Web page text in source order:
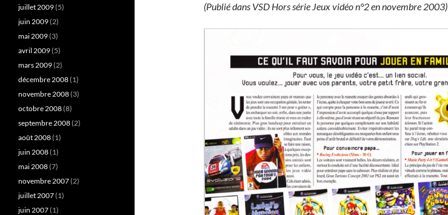
(Publié dans VSD Hors série Jeux vidéo n°2 en novembre 2003)
juillet 2009(5)
juin 2009(2)
mai 2009(3)
avril 2009(5)
mars 2009(2)
décembre 2008(1)
novembre 2008(3)
octobre 2008(8)
septembre 2008(2)
août 2008(1)
juin 2008(1)
mai 2008(7)
novembre 2007(2)
juillet 2007(1)
juin 2007(1)